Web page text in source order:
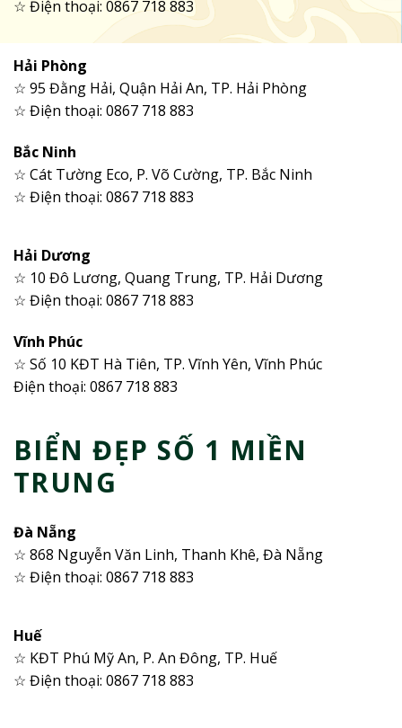
☆ Điện thoại: 0867 718 883
Hải Phòng
☆ 95 Đằng Hải, Quận Hải An, TP. Hải Phòng
☆ Điện thoại: 0867 718 883
Bắc Ninh
☆ Cát Tường Eco, P. Võ Cường, TP. Bắc Ninh
☆ Điện thoại: 0867 718 883
Hải Dương
☆ 10 Đô Lương, Quang Trung, TP. Hải Dương
☆ Điện thoại: 0867 718 883
Vĩnh Phúc
☆ Số 10 KĐT Hà Tiên, TP. Vĩnh Yên, Vĩnh Phúc
Điện thoại: 0867 718 883
BIỂN ĐẸP SỐ 1 MIỀN
TRUNG
Đà Nẵng
☆ 868 Nguyễn Văn Linh, Thanh Khê, Đà Nẵng
☆ Điện thoại: 0867 718 883
Huế
☆ KĐT Phú Mỹ An, P. An Đông, TP. Huế
☆ Điện thoại: 0867 718 883